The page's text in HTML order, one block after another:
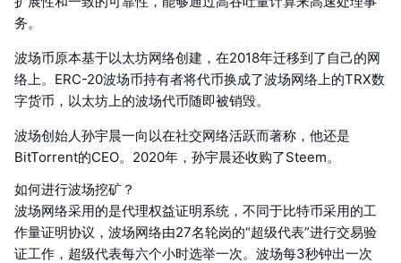
务。
波场币原本基于以太坊网络创建，在2018年迁移到了自己的网
络上。ERC-20波场币持有者将代币换成了波场网络上的TRX数
字货币，以太坊上的波场代币随即被销毁。
波场创始人孙宇晨一向以在社交网络活跃而著称，他还是
BitTorrent的CEO。2020年，孙宇晨还收购了Steem。
如何进行波场挖矿？
波场网络采用的是代理权益证明系统，不同于比特币采用的工
作量证明协议，波场网络由27名轮岗的“超级代表”进行交易验
证工作，超级代表每六个小时选举一次。波场每3秒钟出一次